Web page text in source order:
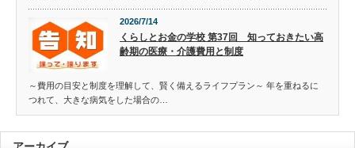
2026/7/14
くらしとお金の学校 第37回 知っておきたい高
齢期の医療・介護費用と制度
～費用の目安と制度を理解して、賢く備えるライフプラン～ 年を重ねるに
つれて、大きな病気をした場合の…